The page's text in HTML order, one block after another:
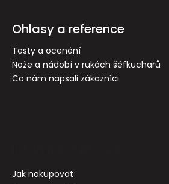
Ohlasy a reference
Testy a ocenění
Nože a nádobí v rukách šéfkuchařů
Co nám napsali zákazníci
Jak nakupovat